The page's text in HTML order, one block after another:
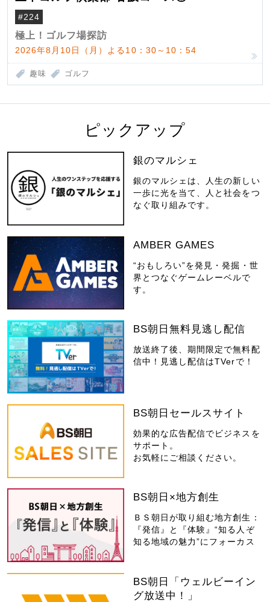
#224
極上！ゴルフ場探訪
2026年8月10日（月）よる10：30～10：54
趣味 ゴルフ
ピックアップ
銀のマルシェ
銀のマルシェは、人生の新しい
一歩に光を当て、人と社会をつ
なぐ取り組みです。
AMBER GAMES
“おもしろい”を発見・発掘・世
界とつなぐゲームレーベルで
す。
BS朝日無料見逃し配信
放送終了後、期間限定で無料配
信中！見逃し配信はTVerで！
BS朝日セールスサイト
効果的な広告配信でビジネスを
サポート。
お気軽にご相談ください。
BS朝日×地方創生
ＢＳ朝日が取り組む地方創生：
『発信』と『体験』“知る人ぞ
知る地域の魅力”にフォーカス
BS朝日「ウェルビーイン
グ放送中！」